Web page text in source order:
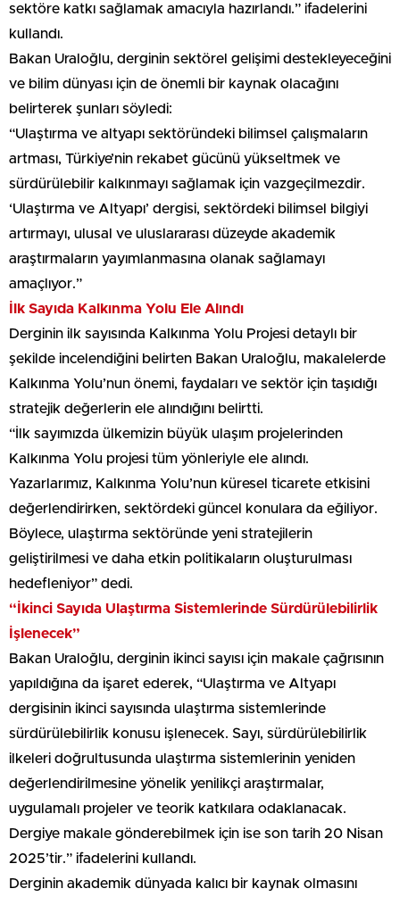
sektöre katkı sağlamak amacıyla hazırlandı.” ifadelerini
kullandı.
Bakan Uraloğlu, derginin sektörel gelişimi destekleyeceğini
ve bilim dünyası için de önemli bir kaynak olacağını
belirterek şunları söyledi:
“Ulaştırma ve altyapı sektöründeki bilimsel çalışmaların
artması, Türkiye’nin rekabet gücünü yükseltmek ve
sürdürülebilir kalkınmayı sağlamak için vazgeçilmezdir.
‘Ulaştırma ve Altyapı’ dergisi, sektördeki bilimsel bilgiyi
artırmayı, ulusal ve uluslararası düzeyde akademik
araştırmaların yayımlanmasına olanak sağlamayı
amaçlıyor.”
İlk Sayıda Kalkınma Yolu Ele Alındı
Derginin ilk sayısında Kalkınma Yolu Projesi detaylı bir
şekilde incelendiğini belirten Bakan Uraloğlu, makalelerde
Kalkınma Yolu’nun önemi, faydaları ve sektör için taşıdığı
stratejik değerlerin ele alındığını belirtti.
“İlk sayımızda ülkemizin büyük ulaşım projelerinden
Kalkınma Yolu projesi tüm yönleriyle ele alındı.
Yazarlarımız, Kalkınma Yolu’nun küresel ticarete etkisini
değerlendirirken, sektördeki güncel konulara da eğiliyor.
Böylece, ulaştırma sektöründe yeni stratejilerin
geliştirilmesi ve daha etkin politikaların oluşturulması
hedefleniyor” dedi.
“İkinci Sayıda Ulaştırma Sistemlerinde Sürdürülebilirlik
İşlenecek”
Bakan Uraloğlu, derginin ikinci sayısı için makale çağrısının
yapıldığına da işaret ederek, “Ulaştırma ve Altyapı
dergisinin ikinci sayısında ulaştırma sistemlerinde
sürdürülebilirlik konusu işlenecek. Sayı, sürdürülebilirlik
ilkeleri doğrultusunda ulaştırma sistemlerinin yeniden
değerlendirilmesine yönelik yenilikçi araştırmalar,
uygulamalı projeler ve teorik katkılara odaklanacak.
Dergiye makale gönderebilmek için ise son tarih 20 Nisan
2025’tir.” ifadelerini kullandı.
Derginin akademik dünyada kalıcı bir kaynak olmasını